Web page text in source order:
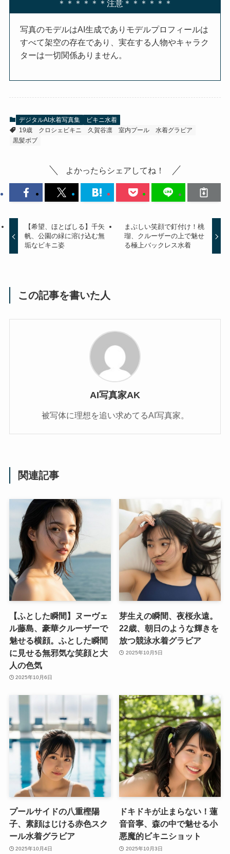
＊＊＊＊＊＊注意＊＊＊＊＊＊
写真のモデルはAI生成でありモデルプロフィールは
すべて架空の存在であり、実在する人物やキャラク
ターは一切関係ありません。
デジタルAI水着写真集
ビキニ水着
19歳
クロシェビキニ 久賀谷凛 室内プール
水着グラビア
黒髪ボブ
よかったらシェアしてね！
【希望、ほとばしる】千矢
帆、公園の緑に溶け込む無
垢なビキニ姿
まぶしい笑顔で釘付け！桃
瑠、クルーザーの上で魅せ
る極上バックレス水着
この記事を書いた人
AI写真家AK
被写体に理想を追い求めてるAI写真家。
関連記事
【ふとした瞬間】ヌーヴェ
ル藤島、豪華クルーザーで
魅せる横顔。ふとした瞬間
に見せる無邪気な笑顔と大
人の色気
2025年10月6日
芽生えの瞬間、夜桜永遠。
22歳、朝日のような輝きを
放つ競泳水着グラビア
2025年10月5日
プールサイドの八重樫陽
子、素顔はじける赤色スク
ール水着グラビア
2025年10月4日
ドキドキが止まらない！蓮
音音寧、森の中で魅せる小
悪魔的ビキニショット
2025年10月3日